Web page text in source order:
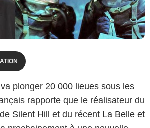
va plonger 20 000 lieues sous les
rapporte que le réalisateur du
Silent Hill et du récent La Belle et